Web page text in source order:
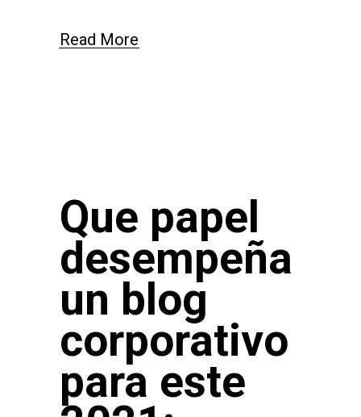
Read More
Que papel
desempeña
un blog
corporativo
para este